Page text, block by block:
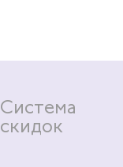
Система
скидок